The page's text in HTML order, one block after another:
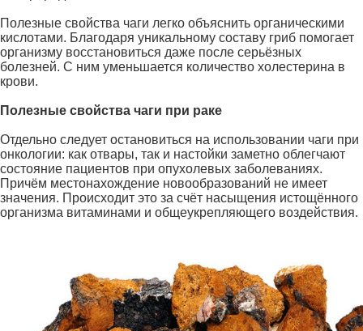
Полезные свойства чаги легко объяснить органическими
кислотами. Благодаря уникальному составу гриб помогает
организму восстановиться даже после серьёзных
болезней. С ним уменьшается количество холестерина в
крови.
Полезные свойства чаги при раке
Отдельно следует остановиться на использовании чаги при
онкологии: как отвары, так и настойки заметно облегчают
состояние пациентов при опухолевых заболеваниях.
Причём местонахождение новообразований не имеет
значения. Происходит это за счёт насыщения истощённого
организма витаминами и общеукрепляющего воздействия.